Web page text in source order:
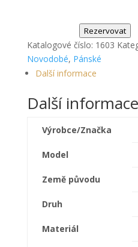
Rezervovat
Katalogové číslo: 1603
Novodobé, Pánské
Další informace
Další informace
Výrobce/Značka
Model
Země původu
Druh
Materiál